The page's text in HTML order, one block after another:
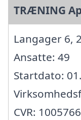
TRÆNING
Langager 6,
Ansatte: 49
Startdato:
CVR: